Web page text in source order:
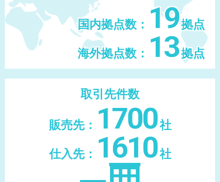
国内拠点数： 19拠点
海外拠点数： 13拠点
取引先件数
販売先： 1700社
仕入先： 1610社